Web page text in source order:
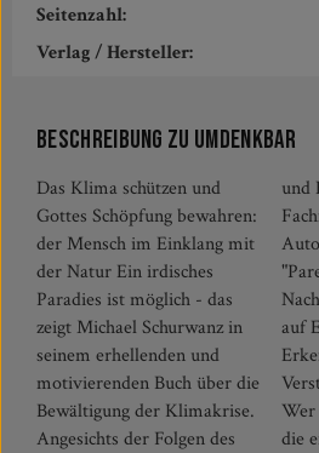
Seitenzahl:
Verlag / Hersteller:
Beschreibung zu Umdenkbar
Das Klima schützen und
Gottes Schöpfung bewahren:
der Mensch im Einklang mit
der Natur Ein irdisches
Paradies ist möglich - das
zeigt Michael Schurwanz in
seinem erhellenden und
motivierenden Buch über die
Bewältigung der Klimakrise.
Angesichts der Folgen des
und Energie- und Umwelt-
Fachmann unterstützt der
Autor Initiativen wie
"ParentsForFuture" Mit
Nachhaltigkeit zum Paradies
auf Erden? Auf die
Erkenntnis und das
Verstehen folgt das Handeln:
Wer die Naturgesetze und
die eigenen Fähigkeiten